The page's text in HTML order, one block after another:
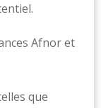
Afnor et
que